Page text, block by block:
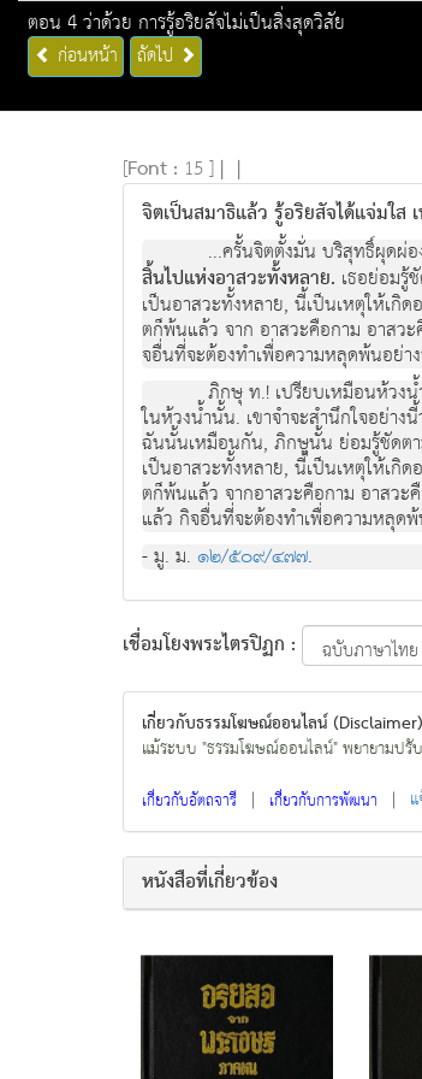
ตอน 4 ว่าด้วย การรู้อริยสัจไม่เป็นสิ่งสุดวิสัย
ก่อนหน้า ถัดไป
[Font : 15 ] | |
จิตเป็นสมาธิแล้ว รู้อริยสัจได้แจ่มใส
...ครั้นจิตตั้งมั่น บริสุทธิ์ผุดผอง
สิ้นไปแหงอาสวะทั้งหลาย. เธอยอมรู
เปนอาสวะทั้งหลาย, นี้เปนเหตุใหเกิ
ตก็พนแลว จาก อาสวะคือกาม อาสวะ
จอื่นที่จะตองทําเพื่อความหลุดพนอย
ภิกษุ ท.! เปรียบเหมือนหวงน้
ในหวงน้ำนั้น. เขาจําจะสํานึกใจอยา
ฉันนั้นเหมือนกัน, ภิกษุนั้น ยอมรู้ชัดตามเ
เปนอาสวะทั้งหลาย, นี้เปนเหตุใหเกิ
ตก็พนแลว จากอาสวะคือกาม อาสวะคื
แลว กิจอื่นที่จะตองทําเพื่อความหลุดพ
- มู. ม. ๑๒/๕๐๙/๔๗๗.
เชื่อมโยงพระไตรปิฏก :
เกี่ยวกับธรรมโฆษณ์ออนไลน์ (Disclaimer)
แม้ระบบ "ธรรมโฆษณ์ออนไลน์" พยายามป
เกี่ยวกับอัตถจารี | เกี่ยวกับการพัฒนา |
หนังสือที่เกี่ยวข้อง